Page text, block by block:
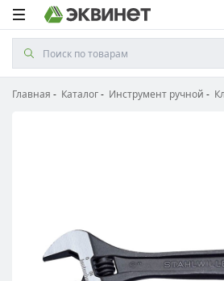
Главная Каталог Инструмент ручной